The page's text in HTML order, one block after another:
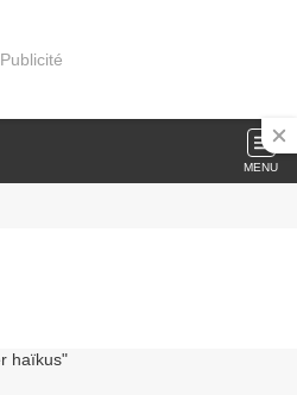
Publicité
MENU